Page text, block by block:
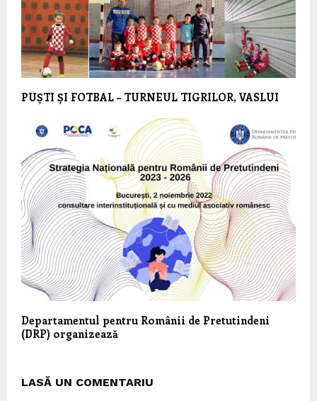
PUȘTI ȘI FOTBAL – TURNEUL TIGRILOR, VASLUI
Departamentul pentru Românii de Pretutindeni
(DRP) organizează
LASĂ UN COMENTARIU